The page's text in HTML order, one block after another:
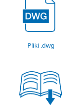
Pliki .dwg